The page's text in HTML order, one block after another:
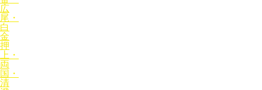
広
尾・
白
金
押
上・
両
国・
清